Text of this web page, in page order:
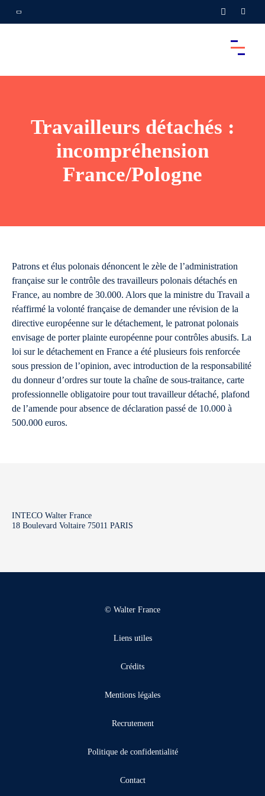
Travailleurs détachés :
incompréhension
France/Pologne
Patrons et élus polonais dénoncent le zèle de l’administration
française sur le contrôle des travailleurs polonais détachés en
France, au nombre de 30.000. Alors que la ministre du Travail a
réaffirmé la volonté française de demander une révision de la
directive européenne sur le détachement, le patronat polonais
envisage de porter plainte européenne pour contrôles abusifs. La
loi sur le détachement en France a été plusieurs fois renforcée
sous pression de l’opinion, avec introduction de la responsabilité
du donneur d’ordres sur toute la chaîne de sous-traitance, carte
professionnelle obligatoire pour tout travailleur détaché, plafond
de l’amende pour absence de déclaration passé de 10.000 à
500.000 euros.
INTECO Walter France
18 Boulevard Voltaire 75011 PARIS
© Walter France
Liens utiles
Crédits
Mentions légales
Recrutement
Politique de confidentialité
Contact